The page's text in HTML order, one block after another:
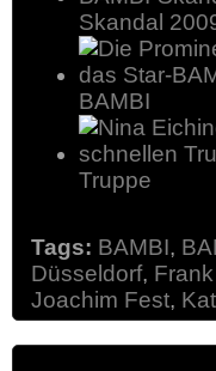
Skandal
BAMBI
Truppe
Tags: BAMBI,
Düsseldorf,
Joachim Fest,